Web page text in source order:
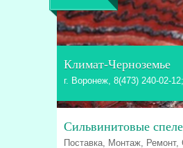
Климат-Черноземье
г. Воронеж, 8(473) 240-02-
Сильвинитовые
Поставка, Монтаж, Ремонт,